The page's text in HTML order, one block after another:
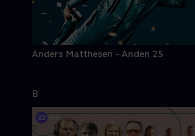
Anders Matthesen - Anden 25
B